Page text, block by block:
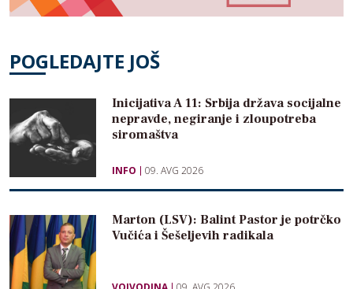
POGLEDAJTE JOŠ
Inicijativa A 11: Srbija država socijalne
nepravde, negiranje i zloupotreba
siromaštva
INFO 09. AVG 2026
Marton (LSV): Balint Pastor je potrčko
Vučića i Šešeljevih radikala